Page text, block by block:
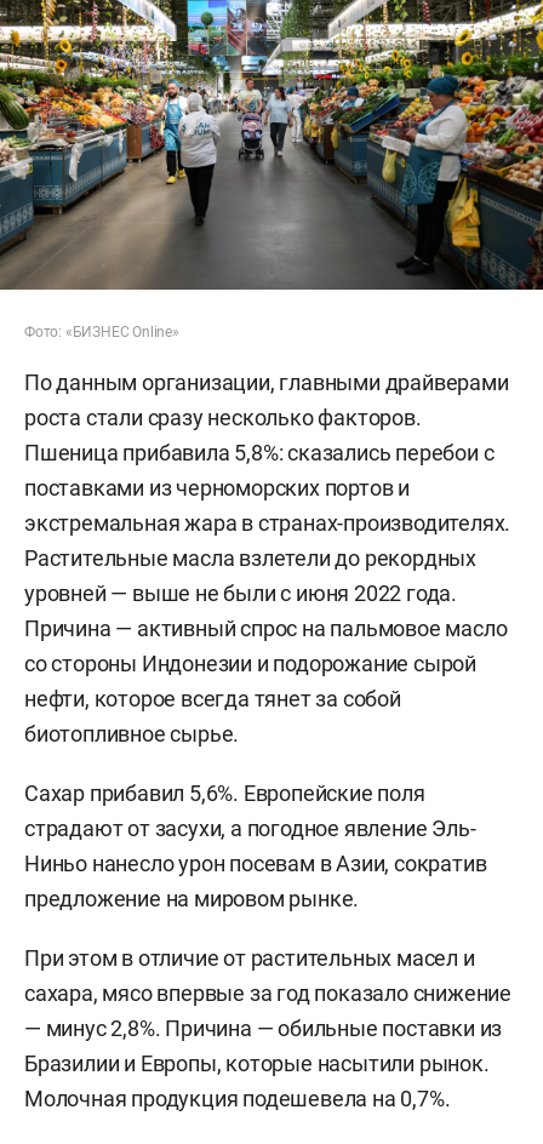
Фото: «БИЗНЕС Online»
По данным организации, главными драйверами
роста стали сразу несколько факторов.
Пшеница прибавила 5,8%: сказались перебои с
поставками из черноморских портов и
экстремальная жара в странах-производителях.
Растительные масла взлетели до рекордных
уровней — выше не были с июня 2022 года.
Причина — активный спрос на пальмовое масло
со стороны Индонезии и подорожание сырой
нефти, которое всегда тянет за собой
биотопливное сырье.
Сахар прибавил 5,6%. Европейские поля
страдают от засухи, а погодное явление Эль-
Ниньо нанесло урон посевам в Азии, сократив
предложение на мировом рынке.
При этом в отличие от растительных масел и
сахара, мясо впервые за год показало снижение
— минус 2,8%. Причина — обильные поставки из
Бразилии и Европы, которые насытили рынок.
Молочная продукция подешевела на 0,7%.